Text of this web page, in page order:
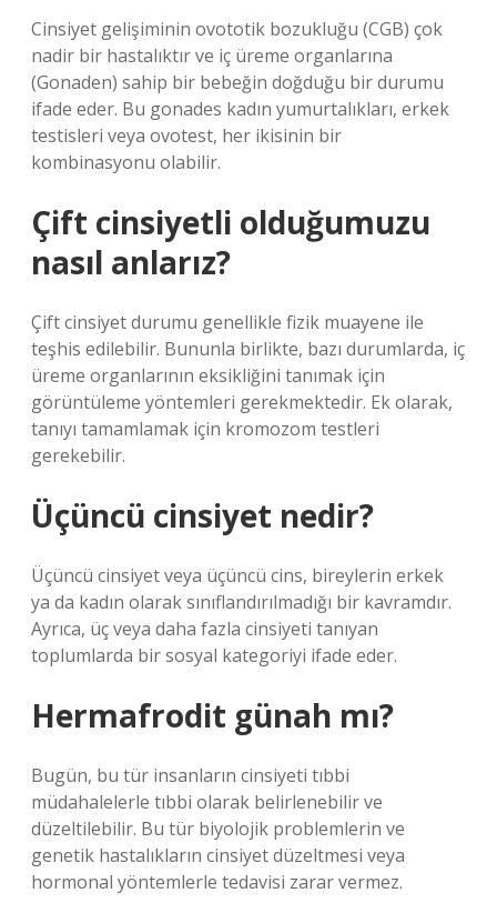
Cinsiyet gelişiminin ovototik bozukluğu (CGB) çok
nadir bir hastalıktır ve iç üreme organlarına
(Gonaden) sahip bir bebeğin doğduğu bir durumu
ifade eder. Bu gonades kadın yumurtalıkları, erkek
testisleri veya ovotest, her ikisinin bir
kombinasyonu olabilir.
Çift cinsiyetli olduğumuzu
nasıl anlarız?
Çift cinsiyet durumu genellikle fizik muayene ile
teşhis edilebilir. Bununla birlikte, bazı durumlarda, iç
üreme organlarının eksikliğini tanımak için
görüntüleme yöntemleri gerekmektedir. Ek olarak,
tanıyı tamamlamak için kromozom testleri
gerekebilir.
Üçüncü cinsiyet nedir?
Üçüncü cinsiyet veya üçüncü cins, bireylerin erkek
ya da kadın olarak sınıflandırılmadığı bir kavramdır.
Ayrıca, üç veya daha fazla cinsiyeti tanıyan
toplumlarda bir sosyal kategoriyi ifade eder.
Hermafrodit günah mı?
Bugün, bu tür insanların cinsiyeti tıbbi
müdahalelerle tıbbi olarak belirlenebilir ve
düzeltilebilir. Bu tür biyolojik problemlerin ve
genetik hastalıkların cinsiyet düzeltmesi veya
hormonal yöntemlerle tedavisi zarar vermez.